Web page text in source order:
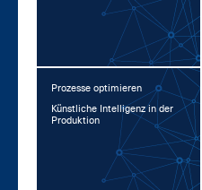
Prozesse optimieren
Künst­li­che In­tel­li­genz in der
Pro­duk­ti­on